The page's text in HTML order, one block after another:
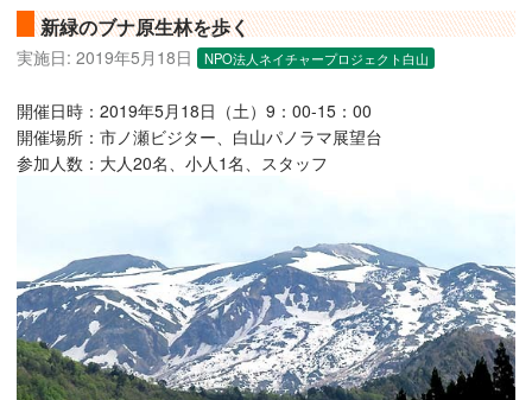
新緑のブナ原生林を歩く
実施日: 2019年5月18日 NPO法人ネイチャープロジェクト白山
開催日時：2019年5月18日（土）9：00-15：00
開催場所：市ノ瀬ビジター、白山パノラマ展望台
参加人数：大人20名、小人1名、スタッフ